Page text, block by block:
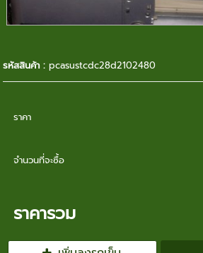
รหัสสินค้า :pcasustcdc28d2102480
ราคา
จำนวนที่จะซื้อ
ราคารวม